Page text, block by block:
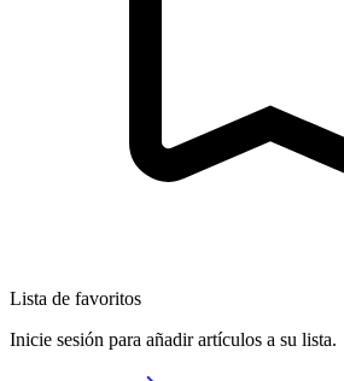
Lista de favoritos
Inicie sesión para añadir artículos a su lista.